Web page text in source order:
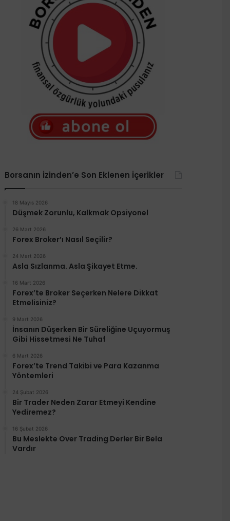
Borsanın İzinden’e Son Eklenen İçerikler
18 Mayıs 2026
Düşmek Zorunlu, Kalkmak Opsiyonel
26 Mart 2026
Forex Broker’ı Nasıl Seçilir?
24 Mart 2026
Asla Sızlanma. Asla Şikayet Etme.
16 Mart 2026
Forex’te Broker Seçerken Nelere Dikkat
Etmelisiniz?
9 Mart 2026
İnsanın Düşerken Bir Süreliğine Uçuyormuş
Gibi Hissetmesi Ne Tuhaf
6 Mart 2026
Forex’te Trend Takibi ve Para Kazanma
Yöntemleri
24 Şubat 2026
Bir Trader Neden Zarar Etmeyi Kendine
Yediremez?
16 Şubat 2026
Bu Meslekte Over Trading Derler Bir Bela
Vardır